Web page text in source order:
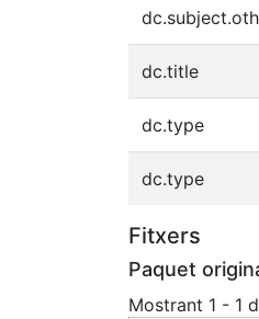
dc.title
dc.type
dc.type
Fitxers
Paquet
Mostrant 1 - 1